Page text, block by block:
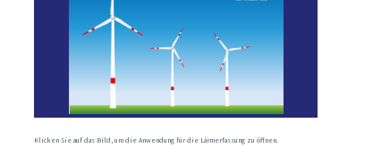
Klicken Sie auf das Bild, um die Anwendung für die Lärmerfassung zu öffnen.